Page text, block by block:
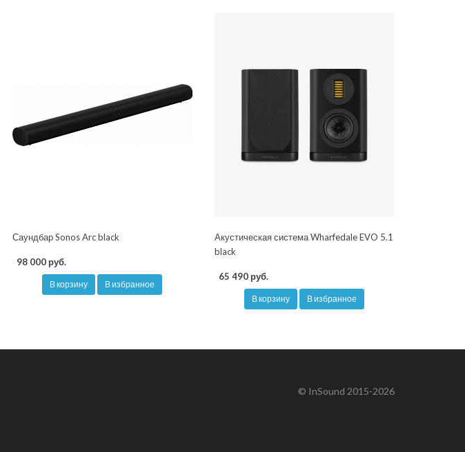
Саундбар Sonos Arc black
98 000 руб.
В корзину В избранное
Акустическая система Wharfedale EVO 5.1
black
65 490 руб.
В корзину В избранное
© InSound 2015-2026